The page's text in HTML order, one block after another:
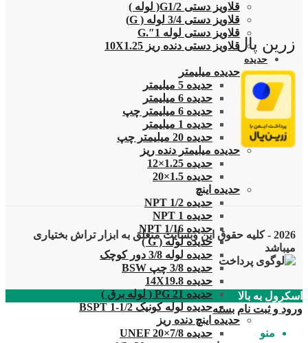
قلاویز دستی G1/2( لوله )
قلاویز دستی 3/4 لوله ( G)
قلاویز دستی لوله 1″.G
قلاویز دستی دنده ریز 10X1.25
حدیده
حدیده میلیمتر
حدیده 5 میلیمتر
حدیده 6 میلیمتر
حدیده 6 میلیمتر چپ
حدیده 1 میلیمتر
حدیده 20 میلیمتر چپ
حدیده میلیمتر دنده ریز
حدیده 1.25×12
حدیده 1.5×20
حدیده اینچ
حدیده 1/2 NPT
حدیده NPT 1
حدیده 1/16 NPT
حدیده لوله ( G )
حدیده لوله 3/8 دور کوچک
حدیده 3/8 چپ BSW
حدیده 14X19.8
حدیده 21 PG ( لوله برق )
حدیده لوله کونیک 1/2-1 BSPT
حدیده اینچ دنده ریز
حدیده UNEF 20×7/8
زرین پال
2026 - کلیه حقوق این وبسایت متعلق به ابزار تراش بختیاری
میباشد
اسکرول به بالا
ورود و ثبت نام بسته
منو